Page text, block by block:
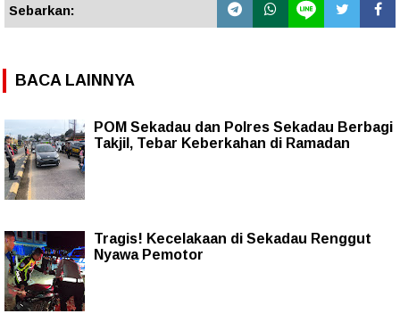
Sebarkan:
BACA LAINNYA
POM Sekadau dan Polres Sekadau Berbagi
Takjil, Tebar Keberkahan di Ramadan
Tragis! Kecelakaan di Sekadau Renggut
Nyawa Pemotor